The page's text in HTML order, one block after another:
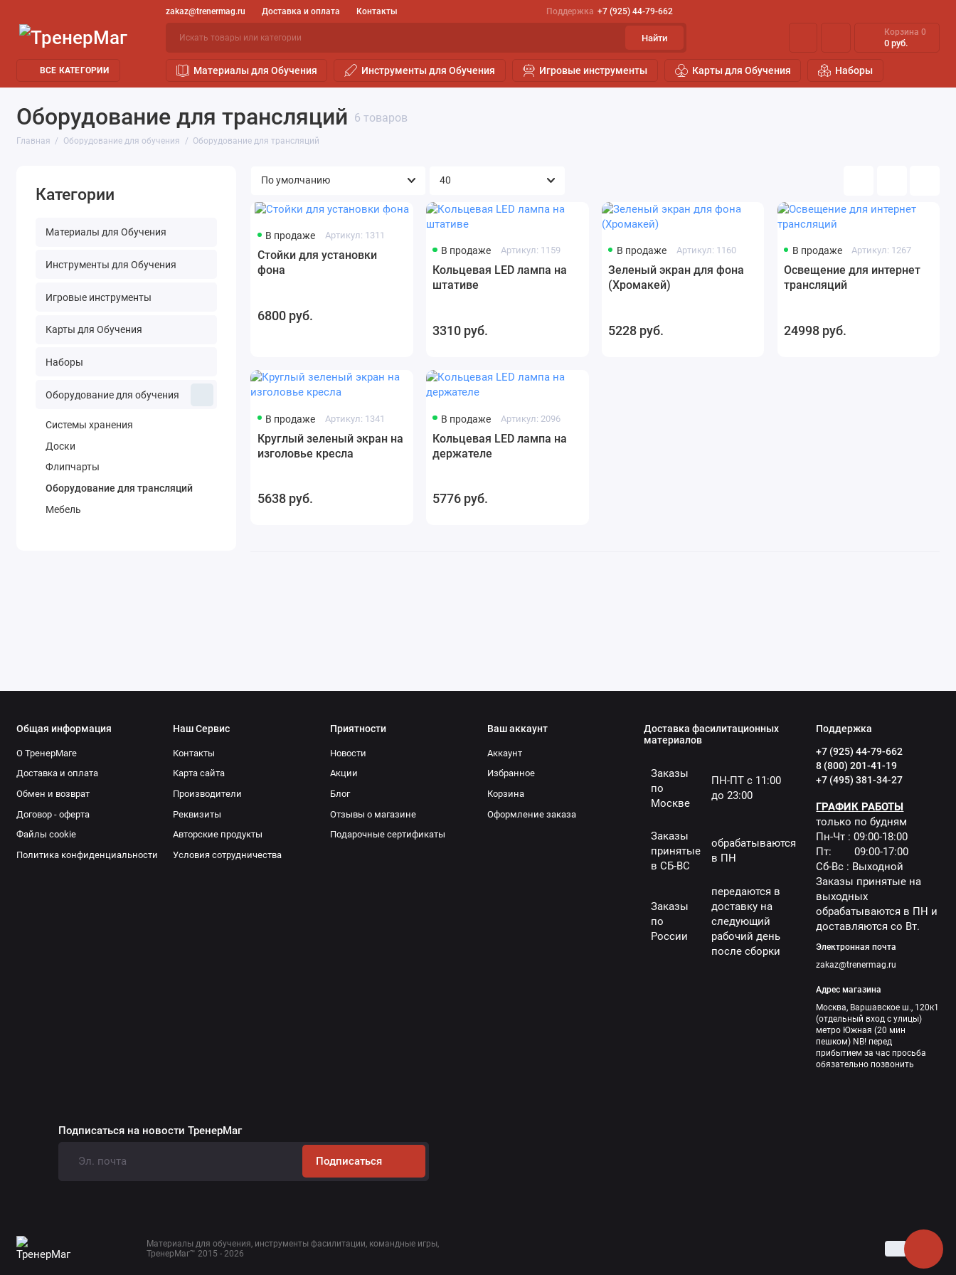
zakaz@trenermag.ru Доставка и оплата Контакты Поддержка +7 (925) 44-79-662
Найти
Корзина 0
0 руб.
ВСЕ КАТЕГОРИИ Материалы для Обучения Инструменты для Обучения Игровые инструменты Карты для Обучения Наборы
Оборудование для трансляций 6 товаров
Главная Оборудование для обучения Оборудование для трансляций
Категории
Материалы для Обучения
Инструменты для Обучения
Игровые инструменты
Карты для Обучения
Наборы
Оборудование для обучения
Системы хранения
Доски
Флипчарты
Оборудование для трансляций
Мебель
В продаже Артикул: 1311
Стойки для установки
фона
6800 руб.
В продаже Артикул: 1159
Кольцевая LED лампа на
штативе
3310 руб.
В продаже Артикул: 1160
Зеленый экран для фона
(Хромакей)
5228 руб.
В продаже Артикул: 1267
Освещение для интернет
трансляций
24998 руб.
В продаже Артикул: 1341
Круглый зеленый экран на
изголовье кресла
5638 руб.
В продаже Артикул: 2096
Кольцевая LED лампа на
держателе
5776 руб.
Общая информация
О ТренерМаге
Доставка и оплата
Обмен и возврат
Договор - оферта
Файлы cookie
Политика конфиденциальности
Наш Сервис
Контакты
Карта сайта
Производители
Реквизиты
Авторские продукты
Условия сотрудничества
Приятности
Новости
Акции
Блог
Отзывы о магазине
Подарочные сертификаты
Ваш аккаунт
Аккаунт
Избранное
Корзина
Оформление заказа
Доставка фасилитационных
материалов
Заказы
по
Москве
ПН-ПТ с 11:00
до 23:00
Заказы
принятые
в СБ-ВС
обрабатываются
в ПН
Заказы
по
России
передаются в
доставку на
следующий
рабочий день
после сборки
Поддержка
+7 (925) 44-79-662
8 (800) 201-41-19
+7 (495) 381-34-27
ГРАФИК РАБОТЫ
только по будням
Пн-Чт : 09:00-18:00
Пт: 09:00-17:00
Сб-Вс : Выходной
Заказы принятые на
выходных
обрабатываются в ПН и
доставляются со Вт.
Электронная почта
zakaz@trenermag.ru
Адрес магазина
Москва, Варшавское ш., 120к1
(отдельный вход с улицы)
метро Южная (20 мин
пешком) NB! перед
прибытием за час просьба
обязательно позвонить
Подписаться на новости ТренерМаг
Подписаться
Материалы для обучения, инструменты фасилитации, командные игры,
ТренерМаг™ 2015 - 2026